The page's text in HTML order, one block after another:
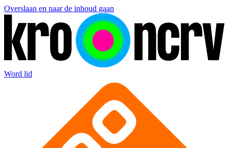
Overslaan en naar de inhoud gaan
Word lid